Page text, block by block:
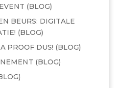
(BLOG)
BEURS: DIGITALE
(BLOG)
PROOF DUS! (BLOG)
(BLOG)